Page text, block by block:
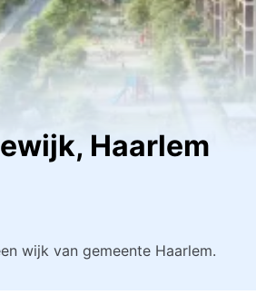
Haarlem
wijk van gemeente Haarlem.